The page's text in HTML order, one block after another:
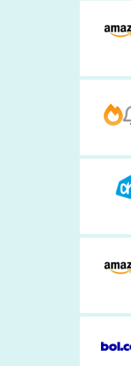
vergelijken